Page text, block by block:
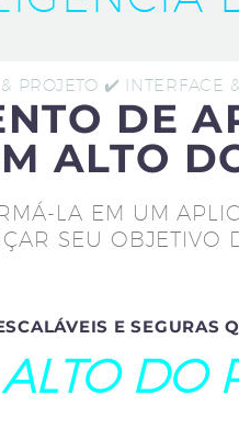
PROJETO ✔️ INTERFACE
DE
ALTO
LA EM UM
SEU OBJETIVO
E SEGURAS
ALTO DO